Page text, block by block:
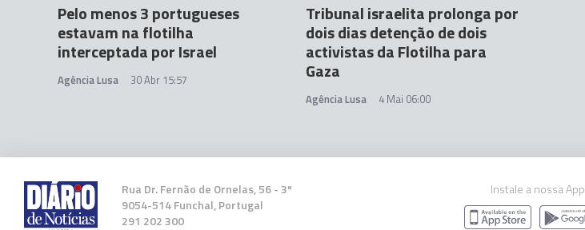
Pelo menos 3 portugueses
estavam na flotilha
interceptada por Israel
Agência Lusa 30 Abr 15:57
Tribunal israelita prolonga por
dois dias detenção de dois
activistas da Flotilha para
Gaza
Agência Lusa 4 Mai 06:00
Rua Dr. Fernão de Ornelas, 56 - 3º
9054-514 Funchal, Portugal
291 202 300
Instale a nossa App